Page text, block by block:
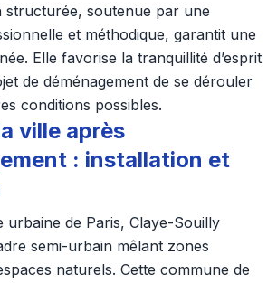
structurée, soutenue par une
et méthodique, garantit une
Elle favorise la tranquillité d’esprit
de déménagement de se dérouler
conditions possibles.
ville après
: installation et
urbaine de Paris, Claye-Souilly
semi-urbain mêlant zones
naturels. Cette commune de